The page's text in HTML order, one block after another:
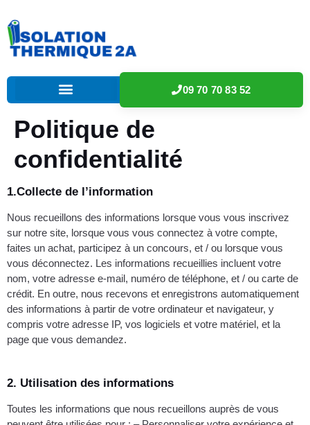
09 70 70 83 52
Politique de
confidentialité
1.Collecte de l’information
Nous recueillons des informations lorsque vous vous inscrivez
sur notre site, lorsque vous vous connectez à votre compte,
faites un achat, participez à un concours, et / ou lorsque vous
vous déconnectez. Les informations recueillies incluent votre
nom, votre adresse e-mail, numéro de téléphone, et / ou carte de
crédit. En outre, nous recevons et enregistrons automatiquement
des informations à partir de votre ordinateur et navigateur, y
compris votre adresse IP, vos logiciels et votre matériel, et la
page que vous demandez.
2. Utilisation des informations
Toutes les informations que nous recueillons auprès de vous